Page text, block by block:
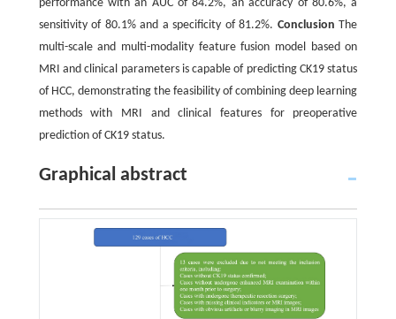
performance with an AUC of 84.2%, an accuracy of 80.6%, a
sensitivity of 80.1% and a specificity of 81.2%. Conclusion The
multi-scale and multi-modality feature fusion model based on
MRI and clinical parameters is capable of predicting CK19 status
of HCC, demonstrating the feasibility of combining deep learning
methods with MRI and clinical features for preoperative
prediction of CK19 status.
Graphical abstract